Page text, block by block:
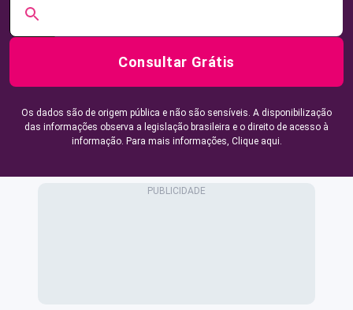
Consultar Grátis
Os dados são de origem pública e não são sensíveis. A disponibilização
das informações observa a legislação brasileira e o direito de acesso à
informação. Para mais informações, Clique aqui.